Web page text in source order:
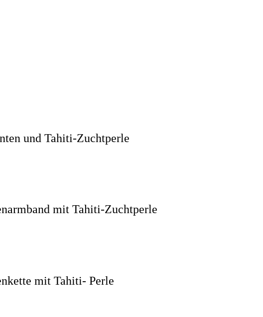
und Tahiti-Zuchtperle
mit Tahiti-Zuchtperle
mit Tahiti- Perle